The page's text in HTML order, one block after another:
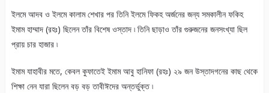
ইলমে আদব ও ইলমে কালাম শেখার পর তিনি ইলমে ফিকহ অর্জনের জন্য সমকালীন ফকিহ
ইমাম হাম্মাদ (রহঃ) ছিলেন তাঁর বিশেষ ওস্তাদ ৷ তিনি ছাড়াও তাঁর গুরুজনের জনসংখ্যা ছিল
প্রায় চার হাজার ৷
ইমাম যাহাবীর মতে, কেবল কুফাতেই ইমাম আবু হানিফা (রহঃ) ২৯ জন উস্তাদগনের কাছ থেকে
শিক্ষা নেন যারা ছিলেন বড় বড় তাবীঈদের অন্তর্ভুক্ত ৷